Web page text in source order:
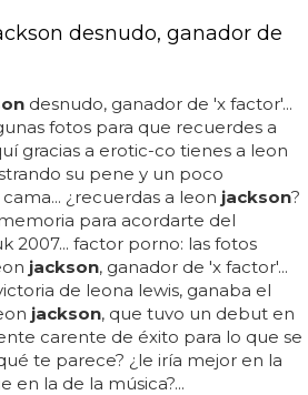
desnudo, ganador de
desnudo, ganador de 'x factor'...
fotos para que recuerdes a
gracias a erotic-co tienes a leon
su pene y un poco
¿recuerdas a leon jackson?
para acordarte del
2007... factor porno: las fotos
jackson, ganador de 'x factor'...
de leona lewis, ganaba el
jackson, que tuvo un debut en
carente de éxito para lo que se
te parece? ¿le iría mejor en la
en la de la música?...